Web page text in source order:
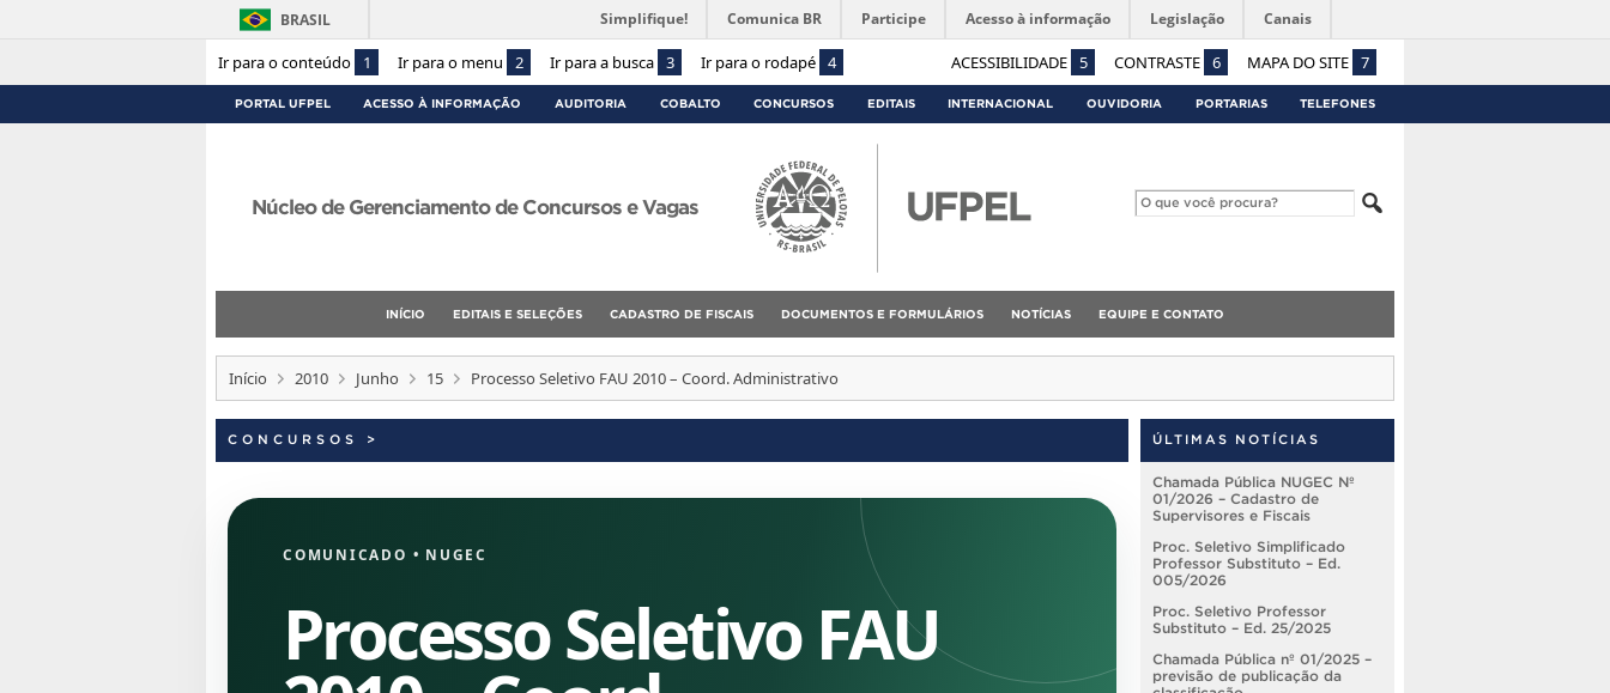
Ir para o conteúdo 1 Ir para o menu 2 Ir para a busca 3 Ir para o rodapé 4 ACESSIBILIDADE 5 CONTRASTE 6 MAPA DO SITE 7
BRASIL Simplifique! Comunica BR Participe Acesso à informação Legislação Canais
PORTAL UFPEL ACESSO À INFORMAÇÃO AUDITORIA COBALTO CONCURSOS EDITAIS INTERNACIONAL OUVIDORIA PORTARIAS TELEFONES
Núcleo de Gerenciamento de Concursos e Vagas
INÍCIO EDITAIS E SELEÇÕES CADASTRO DE FISCAIS DOCUMENTOS E FORMULÁRIOS NOTÍCIAS EQUIPE E CONTATO
Início 2010 Junho 15 Processo Seletivo FAU 2010 – Coord. Administrativo
CONCURSOS >
COMUNICADO • NUGEC
Processo Seletivo FAU
ÚLTIMAS NOTÍCIAS
Chamada Pública NUGEC Nº
01/2026 – Cadastro de
Supervisores e Fiscais
Proc. Seletivo Simplificado
Professor Substituto – Ed.
005/2026
Proc. Seletivo Professor
Substituto – Ed. 25/2025
Chamada Pública nº 01/2025 –
previsão de publicação da